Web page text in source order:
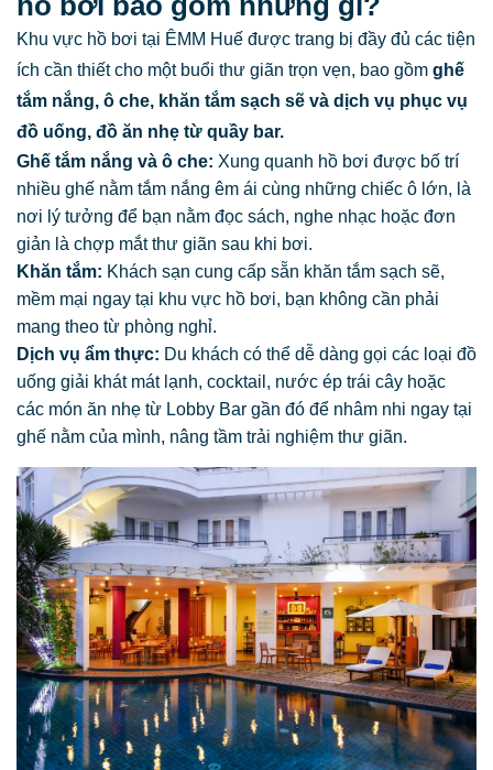
Khu vực hồ bơi tại ÊMM Huế được trang bị đầy đủ các tiện
ích cần thiết cho một buổi thư giãn trọn vẹn, bao gồm ghế
tắm nắng, ô che, khăn tắm sạch sẽ và dịch vụ phục vụ
đồ uống, đồ ăn nhẹ từ quầy bar.
Ghế tắm nắng và ô che: Xung quanh hồ bơi được bố trí
nhiều ghế nằm tắm nắng êm ái cùng những chiếc ô lớn, là
nơi lý tưởng để bạn nằm đọc sách, nghe nhạc hoặc đơn
giản là chợp mắt thư giãn sau khi bơi.
Khăn tắm: Khách sạn cung cấp sẵn khăn tắm sạch sẽ,
mềm mại ngay tại khu vực hồ bơi, bạn không cần phải
mang theo từ phòng nghỉ.
Dịch vụ ẩm thực: Du khách có thể dễ dàng gọi các loại đồ
uống giải khát mát lạnh, cocktail, nước ép trái cây hoặc
các món ăn nhẹ từ Lobby Bar gần đó để nhâm nhi ngay tại
ghế nằm của mình, nâng tầm trải nghiệm thư giãn.